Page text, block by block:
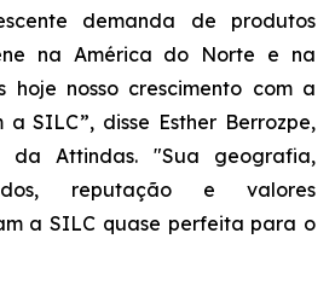
demanda de produtos
na América do Norte e na
hoje nosso crescimento com a
SILC”, disse Esther Berrozpe,
da Attindas. "Sua geografia,
reputação e valores
a SILC quase perfeita para o